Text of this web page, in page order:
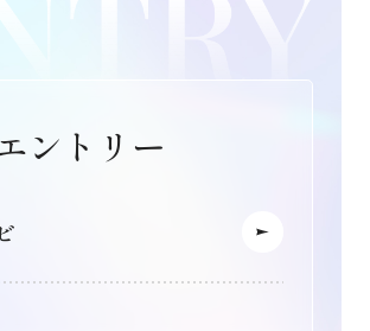
ントリー